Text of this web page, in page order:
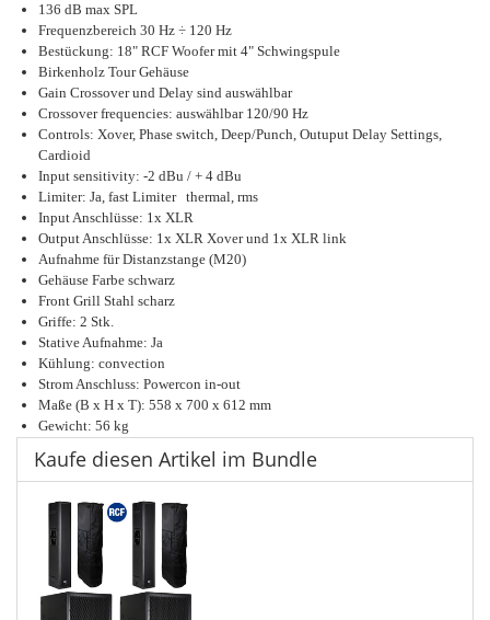
136 dB max SPL
Frequenzbereich 30 Hz ÷ 120 Hz
Bestückung: 18" RCF Woofer mit 4" Schwingspule
Birkenholz Tour Gehäuse
Gain Crossover und Delay sind auswählbar
Crossover frequencies: auswählbar 120/90 Hz
Controls: Xover, Phase switch, Deep/Punch, Outuput Delay Settings,
Cardioid
Input sensitivity: -2 dBu / + 4 dBu
Limiter: Ja, fast Limiter thermal, rms
Input Anschlüsse: 1x XLR
Output Anschlüsse: 1x XLR Xover und 1x XLR link
Aufnahme für Distanzstange (M20)
Gehäuse Farbe schwarz
Front Grill Stahl scharz
Griffe: 2 Stk.
Stative Aufnahme: Ja
Kühlung: convection
Strom Anschluss: Powercon in-out
Maße (B x H x T): 558 x 700 x 612 mm
Gewicht: 56 kg
Kaufe diesen Artikel im Bundle